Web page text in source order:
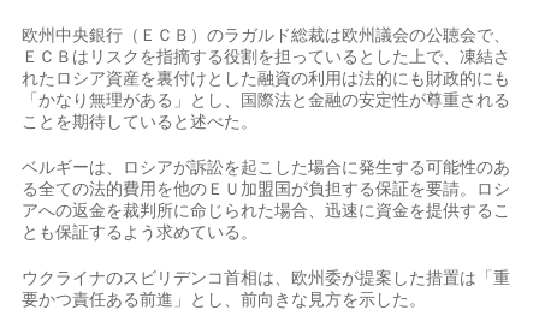
欧州中央銀行（ＥＣＢ）のラガルド総裁は欧州議会の公聴会で、
ＥＣＢはリスクを指摘する役割を担っているとした上で、凍結さ
れたロシア資産を裏付けとした融資の利用は法的にも財政的にも
「かなり無理がある」とし、国際法と金融の安定性が尊重される
ことを期待していると述べた。
ベルギーは、ロシアが訴訟を起こした場合に発生する可能性のあ
る全ての法的費用を他のＥＵ加盟国が負担する保証を要請。ロシ
アへの返金を裁判所に命じられた場合、迅速に資金を提供するこ
とも保証するよう求めている。
ウクライナのスビリデンコ首相は、欧州委が提案した措置は「重
要かつ責任ある前進」とし、前向きな見方を示した。